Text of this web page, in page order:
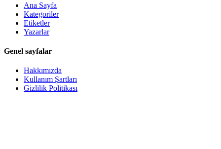
Ana Sayfa
Kategoriler
Etiketler
Yazarlar
Genel sayfalar
Hakkımızda
Kullanım Şartları
Gizlilik Politikası